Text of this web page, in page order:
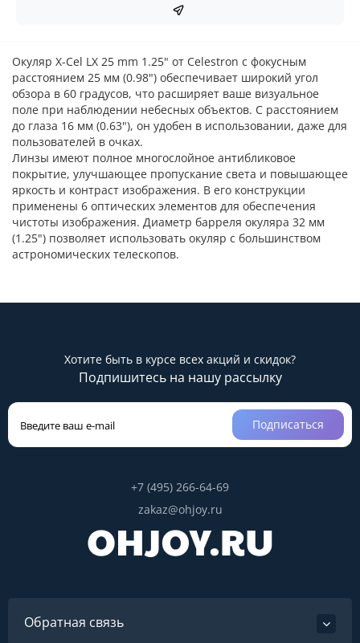
Окуляр X-Cel LX 25 mm 1.25" от Celestron с фокусным
расстоянием 25 мм (0.98") обеспечивает широкий угол
обзора в 60 градусов, что расширяет ваше визуальное
поле при наблюдении небесных объектов. С расстоянием
до глаза 16 мм (0.63"), он удобен в использовании, даже для
пользователей в очках.
Линзы имеют полное многослойное антибликовое
покрытие, улучшающее пропускание света и повышающее
яркость и контраст изображения. В его конструкции
применены 6 оптических элементов для обеспечения
чистоты изображения. Диаметр барреля окуляра 32 мм
(1.25") позволяет использовать окуляр с большинством
астрономических телескопов.
Хотите быть в курсе всех акций и скидок?
Подпишитесь на нашу рассылку
Подписаться
+7 (495) 266-64-69
zakaz@ohjoy.ru
Обратная связь